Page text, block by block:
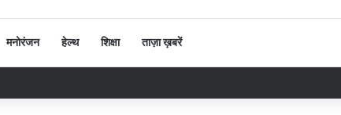
मनोरंजन हेल्थ शिक्षा ताज़ा ख़बरें